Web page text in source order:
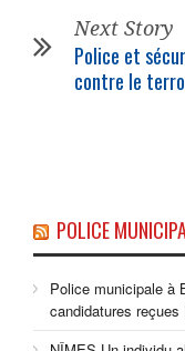
Next Story
Police et
contre le
POLICE
Police municipale à
candidatures